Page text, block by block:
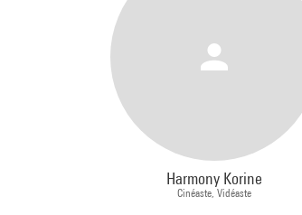
Harmony Korine
Cinéaste, Vidéaste